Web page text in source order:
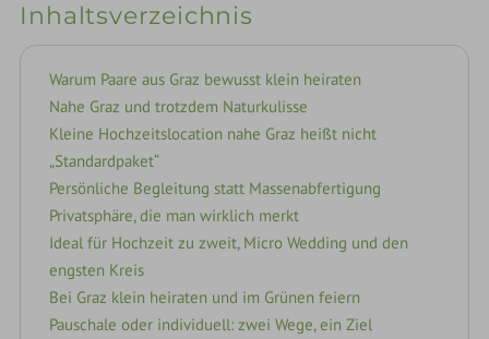
Inhaltsverzeichnis
Warum Paare aus Graz bewusst klein heiraten
Nahe Graz und trotzdem Naturkulisse
Kleine Hochzeitslocation nahe Graz heißt nicht
„Standardpaket“
Persönliche Begleitung statt Massenabfertigung
Privatsphäre, die man wirklich merkt
Ideal für Hochzeit zu zweit, Micro Wedding und den
engsten Kreis
Bei Graz klein heiraten und im Grünen feiern
Pauschale oder individuell: zwei Wege, ein Ziel